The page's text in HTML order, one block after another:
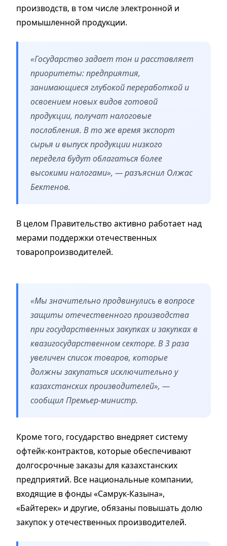
производств, в том числе электронной и
промышленной продукции.
«Государство задает тон и расставляет
приоритеты: предприятия,
занимающиеся глубокой переработкой и
освоением новых видов готовой
продукции, получат налоговые
послабления. В то же время экспорт
сырья и выпуск продукции низкого
передела будут облагаться более
высокими налогами», — разъяснил Олжас
Бектенов.
В целом Правительство активно работает над
мерами поддержки отечественных
товаропроизводителей.
«Мы значительно продвинулись в вопросе
защиты отечественного производства
при государственных закупках и закупках в
квазигосударственном секторе. В 3 раза
увеличен список товаров, которые
должны закупаться исключительно у
казахстанских производителей», —
сообщил Премьер-министр.
Кроме того, государство внедряет систему
офтейк-контрактов, которые обеспечивают
долгосрочные заказы для казахстанских
предприятий. Все национальные компании,
входящие в фонды «Самрук-Казына»,
«Байтерек» и другие, обязаны повышать долю
закупок у отечественных производителей.